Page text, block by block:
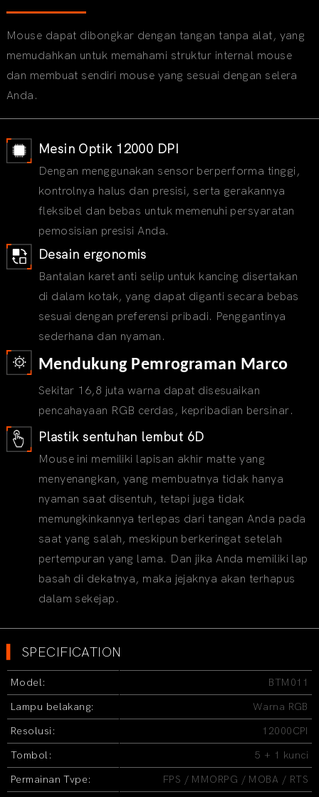
Mouse dapat dibongkar dengan tangan tanpa alat, yang
memudahkan untuk memahami struktur internal mouse
dan membuat sendiri mouse yang sesuai dengan selera
Anda.
Mesin Optik 12000 DPI
Dengan menggunakan sensor berperforma tinggi,
kontrolnya halus dan presisi, serta gerakannya
fleksibel dan bebas untuk memenuhi persyaratan
pemosisian presisi Anda.
Desain ergonomis
Bantalan karet anti selip untuk kancing disertakan
di dalam kotak, yang dapat diganti secara bebas
sesuai dengan preferensi pribadi. Penggantinya
sederhana dan nyaman.
Mendukung Pemrograman Marco
Sekitar 16,8 juta warna dapat disesuaikan
pencahayaan RGB cerdas, kepribadian bersinar.
Plastik sentuhan lembut 6D
Mouse ini memiliki lapisan akhir matte yang
menyenangkan, yang membuatnya tidak hanya
nyaman saat disentuh, tetapi juga tidak
memungkinkannya terlepas dari tangan Anda pada
saat yang salah, meskipun berkeringat setelah
pertempuran yang lama. Dan jika Anda memiliki lap
basah di dekatnya, maka jejaknya akan terhapus
dalam sekejap.
SPECIFICATION
Model:
BTM011
Lampu belakang:
Warna RGB
Resolusi:
12000CPI
Tombol:
5 + 1 kunci
Permainan Tvpe:
FPS / MMORPG / MOBA / RTS